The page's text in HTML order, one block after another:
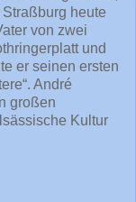
heute
von zwei
und
er seinen ersten
André
großen
Kultur